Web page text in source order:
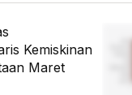
Kemiskinan
Maret